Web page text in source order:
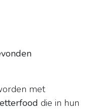
met
die in hun